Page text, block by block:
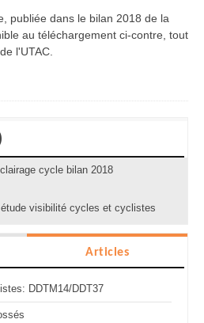
publiée dans le bilan 2018 de la
au téléchargement ci-contre, tout
l'UTAC.
cycle bilan 2018
étude visibilité cycles et cyclistes
Articles
DDTM14/DDT37